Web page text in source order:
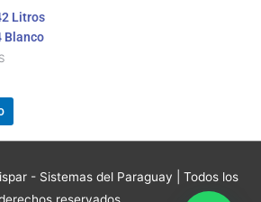
Litros
Blanco
- Sistemas del Paraguay | Todos los